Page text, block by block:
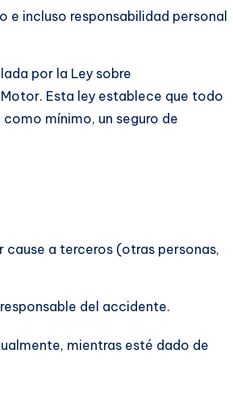
e incluso responsabilidad personal
por la Ley sobre
Esta ley establece que todo
mínimo, un seguro de
cause a terceros (otras personas,
del accidente.
mientras esté dado de